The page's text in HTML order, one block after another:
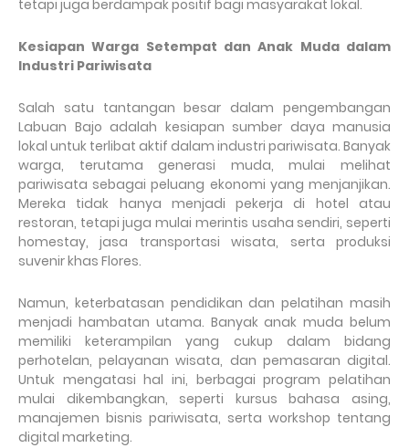
tetapi juga berdampak positif bagi masyarakat lokal.
Kesiapan Warga Setempat dan Anak Muda dalam
Industri Pariwisata
Salah satu tantangan besar dalam pengembangan
Labuan Bajo adalah kesiapan sumber daya manusia
lokal untuk terlibat aktif dalam industri pariwisata. Banyak
warga, terutama generasi muda, mulai melihat
pariwisata sebagai peluang ekonomi yang menjanjikan.
Mereka tidak hanya menjadi pekerja di hotel atau
restoran, tetapi juga mulai merintis usaha sendiri, seperti
homestay, jasa transportasi wisata, serta produksi
suvenir khas Flores.
Namun, keterbatasan pendidikan dan pelatihan masih
menjadi hambatan utama. Banyak anak muda belum
memiliki keterampilan yang cukup dalam bidang
perhotelan, pelayanan wisata, dan pemasaran digital.
Untuk mengatasi hal ini, berbagai program pelatihan
mulai dikembangkan, seperti kursus bahasa asing,
manajemen bisnis pariwisata, serta workshop tentang
digital marketing.